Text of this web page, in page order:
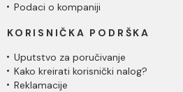
Podaci o kompaniji
KORISNIČKA PODRŠKA
Uputstvo za poručivanje
Kako kreirati korisnički nalog?
Reklamacije